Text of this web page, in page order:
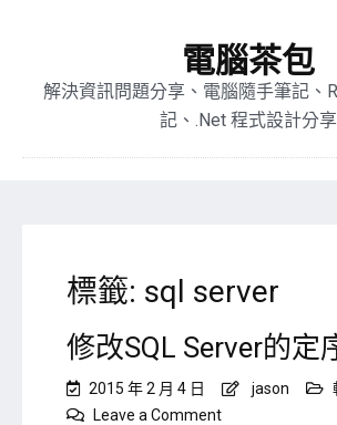
電腦茶包
解決資訊問題分享、電腦隨手筆記、
記、.Net 程式設計分享
標籤: sql server
修改SQL Server的定
2015 年 2 月 4 日 jason
Leave a Commenton